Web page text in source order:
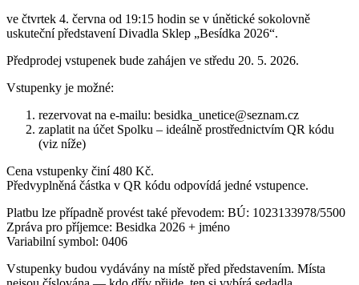
ve čtvrtek 4. června od 19:15 hodin se v únětické sokolovně
uskuteční představení Divadla Sklep „Besídka 2026“.
Předprodej vstupenek bude zahájen ve středu 20. 5. 2026.
Vstupenky je možné:
rezervovat na e-mailu: besidka_unetice@seznam.cz
zaplatit na účet Spolku – ideálně prostřednictvím QR kódu
(viz níže)
Cena vstupenky činí 480 Kč.
Předvyplněná částka v QR kódu odpovídá jedné vstupence.
Platbu lze případně provést také převodem: BÚ: 1023133978/5500
Zpráva pro příjemce: Besidka 2026 + jméno
Variabilní symbol: 0406
Vstupenky budou vydávány na místě před představením. Místa